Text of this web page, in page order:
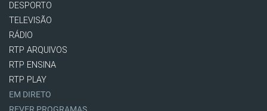
DESPORTO
TELEVISÃO
RÁDIO
RTP ARQUIVOS
RTP ENSINA
RTP PLAY
EM DIRETO